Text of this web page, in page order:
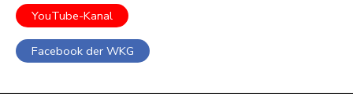
YouTube-Kanal
Facebook der WKG